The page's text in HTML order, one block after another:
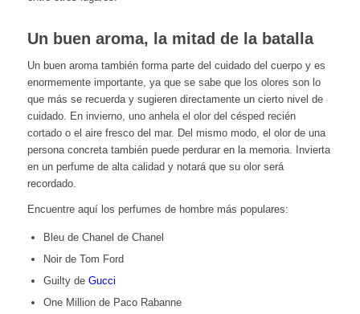
Un buen aroma, la mitad de la batalla
Un buen aroma también forma parte del cuidado del cuerpo y es
enormemente importante, ya que se sabe que los olores son lo
que más se recuerda y sugieren directamente un cierto nivel de
cuidado. En invierno, uno anhela el olor del césped recién
cortado o el aire fresco del mar. Del mismo modo, el olor de una
persona concreta también puede perdurar en la memoria. Invierta
en un perfume de alta calidad y notará que su olor será
recordado.
Encuentre aquí los perfumes de hombre más populares:
Bleu de Chanel de Chanel
Noir de Tom Ford
Guilty de Gucci
One Million de Paco Rabanne